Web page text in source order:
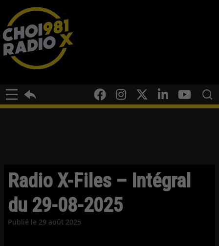
Radio X-Files – Intégral
du 29-08-2025
Publié le 29 août 2025